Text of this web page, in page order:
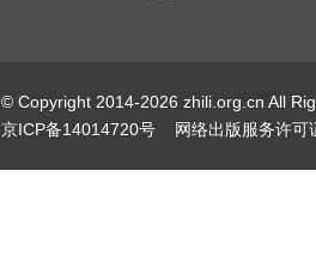
© Copyright 2014-2026 zhili.org.cn All
京ICP备14014720号
网络出版服务许可